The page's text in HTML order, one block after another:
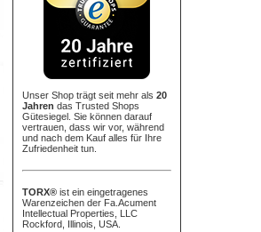
Unser Shop trägt seit mehr als 20
Jahren das Trusted Shops
Gütesiegel. Sie können darauf
vertrauen, dass wir vor, während
und nach dem Kauf alles für Ihre
Zufriedenheit tun.
TORX® ist ein eingetragenes
Warenzeichen der Fa.Acument
Intellectual Properties, LLC
Rockford, Illinois, USA.